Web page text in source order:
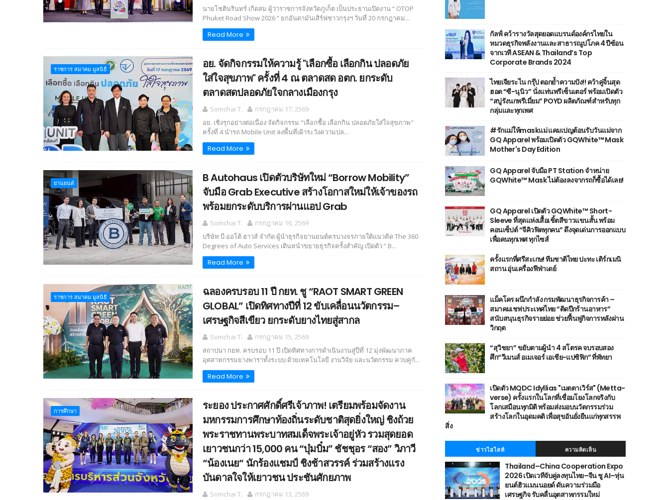
นายโชตินรินทร์ เกิดสม ผู้ว่าราชการจังหวัดภูเก็ต เป็นประธานเปิดงาน “ OTOP
Phuket Road Show 2026 ” ยกอันดามันเสิร์ฟชาวกรุงฯ วันที่ 20 กรกฎาคม...
Read More
ราชการ สมาคม มูลนิธิ
อย. จัดกิจกรรมให้ความรู้ "เลือกซื้อ เลือกกิน ปลอดภัย
ใส่ใจสุขภาพ" ครั้งที่ 4 ณ ตลาดสด อตก. ยกระดับ
ตลาดสดปลอดภัยใจกลางเมืองกรุง
Somchai T.
กรกฎาคม 17, 2569
อย. เชิงรุกอย่างต่อเนื่อง จัดกิจกรรม "เลือกซื้อ เลือกกิน ปลอดภัยใส่ใจสุขภาพ"
ครั้งที่ 4 นำรถ Mobile Unit ลงพื้นที่เฝ้าระวังความปล...
Read More
‎ยานยนต์‎
B Autohaus เปิดตัวบริษัทใหม่ “Borrow Mobility”
จับมือ Grab Executive สร้างโอกาสใหม่ให้เจ้าของรถ
พร้อมยกระดับบริการผ่านแอป Grab
Somchai T.
กรกฎาคม 16, 2569
บริษัท บี ออโต้ ฮาวส์ จำกัด ผู้นำธุรกิจยานยนต์ครบวงจรภายใต้แนวคิด The 360
Degrees of Auto Services เดินหน้าขยายธุรกิจครั้งสำคัญ เปิดตัว “ B...
Read More
ราชการ สมาคม มูลนิธิ
ฉลองครบรอบ 11 ปี กยท. ชู “RAOT SMART GREEN
GLOBAL” เปิดทิศทางปีที่ 12 ขับเคลื่อนนวัตกรรม–
เศรษฐกิจสีเขียว ยกระดับยางไทยสู่สากล
Somchai T.
กรกฎาคม 15, 2569
สถาปนา กยท. ครบรอบ 11 ปี เปิดทิศทางการดำเนินงานสู่ปีที่ 12 มุ่งพัฒนาภาค
อุตสาหกรรมยางพาราทั้งระบบ ด้วยเทคโนโลยี งานวิจัย และนวัตกรรม ควบคู่กั...
Read More
การศึกษา
ระยอง ประกาศศักดิ์ศรีเจ้าภาพ! เตรียมพร้อมจัดงาน
มหกรรมการศึกษาท้องถิ่นระดับชาติสุดยิ่งใหญ่ ชิงถ้วย
พระราชทานพระบาทสมเด็จพระเจ้าอยู่หัว รวมสุดยอด
เยาวชนกว่า 15,000 คน “บุ๋มบิ๋ม” ชัชชุอร “สอง” วิภาวี
“น้องเนย“ นักร้องแชมป์ ชิงช้าสวรรค์ ร่วมสร้างแรง
บันดาลใจให้เยาวชน ประชันศักยภาพ
Somchai T.
กรกฎาคม 13, 2569
กัลฟ์ คว้ารางวัลสุดยอดแบรนด์องค์กรไทยใน
หมวดธุรกิจพลังงานและสาธารณูปโภค 4 ปีซ้อน
จากเวที ASEAN & Thailand’s Top
Corporate Brands 2024
ไทยเจียระไน กรุ๊ป ตอกย้ำความปัง!! คว้าคู่จิ้นสุด
ฮอต “ซี-นุนิว” นั่งแท่นพรีเซ็นเตอร์ พร้อมเปิดตัว
“สบู่รังนกพรีเมี่ยม” POYD ผลิตภัณฑ์สำหรับทุก
กลุ่มและทุกเพศ
#รักแม่ให้maskแม่ แคมเปญต้อนรับวันแม่จาก
GQ Apparel พร้อมเปิดตัว GQWhite™ Mask
Mother's Day Edition
GQ Apparel จับมือ PT Station จำหน่าย
GQWhite™ Mask ไม่ต้องลงจากรถก็ซื้อได้เลย!
GQ Apparel เปิดตัว GQWhite™ Short-
Sleeve ที่สุดแห่งเสื้อเชิ้ตสีขาวแขนสั้น พร้อม
คอนเซ็ปต์ “จีคิวฟิตทุกคน” ดึงจุดเด่นการออกแบบ
เพื่อคนทุกเพศ ทุกไซส์
ครั้งแรกที่ศรีสะเกษ! ทีมชาติไทย ปะทะ เติร์กเมนิ
สถาน อุ่นเครื่องฟีฟ่าเดย์
แม็คโคร ผนึกกำลัง กรมพัฒนาธุรกิจการค้า –
สมาคมเชฟประเทศไทย “ติดปีกร้านอาหาร”
สนับสนุนธุรกิจรายย่อย ช่วยฟื้นฟูกิจการหลังผ่าน
วิกฤต
“สุวิชยา” ขยับตามผู้นำ 4 สโตรค จบรอบสอง
ศึก“วีเมนส์ อเมเจอร์ เอเชีย-แปซิฟิก” ที่พัทยา
เปิดตัว MQDC Idyllias "เมตตาเวิร์ส" (Metta-
verse) ครั้งแรกในโลกที่เชื่อมโยงโลกจริงกับ
โลกเสมือนทุกมิติ พร้อมส่งมอบนวัตกรรมร่วม
สร้างโลกในอุดมคติ เพื่อสุขอันยั่งยืนแก่ทุกสรรพ
สิ่ง
ข่าวไฮไลท์ ความคิดเห็น
Thailand–China Cooperation Expo
2026 เปิดเวทีจับคู่ลงทุนไทย–จีน ชู AI–หุ่น
ยนต์ฮิวแมนนอยด์ ดันความร่วมมือ
เศรษฐกิจ รับคลื่นอุตสาหกรรมใหม่